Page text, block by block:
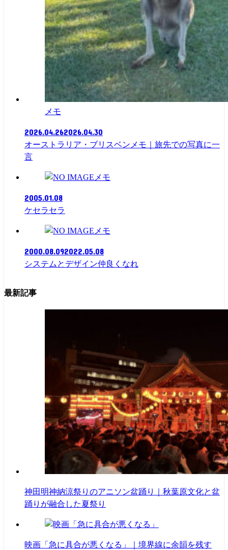
メモ
2026.04.262026.04.30
オーストラリア・ブリスベンメモ｜旅先での写真に一
言
メモ
2005.01.08
ケセラセラ
メモ
2000.08.092022.05.08
システムとデザイン仲良くなれ
最新記事
神田明神納涼祭りのアニソン盆踊り｜秋葉原文化と盆
踊りが融合した夏祭り
映画「急に具合が悪くなる」｜境界線に余韻を残す